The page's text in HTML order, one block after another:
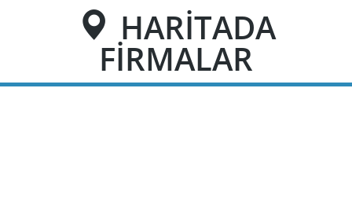
HARİTADA
FİRMALAR